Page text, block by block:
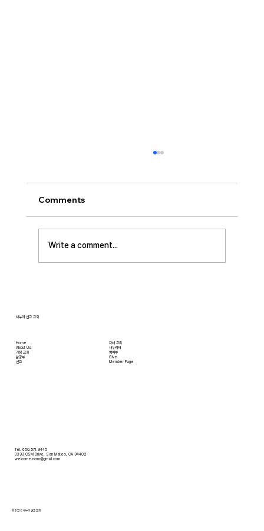
• 서대석 목자 단기 선교 8월 1일부터 13일까지
이스라엘 단기 선교를 다녀옵니다. 관심과 기도
평신도 세미나가 어스틴 늘푸른교회에서 9월 25
일부터 27일까지 있습니다. 등록마감은 8월 7일
Comments
Write a comment...
Home
About Us
​가정 교회
​삶공부
​선교
자녀 교육
새누리터
영어부
Give
Member Page
Tel. 650.571.9445
3399 CSM Drive, San Mateo, CA 94402
welcome.ncmc@gmail.com
© 2026 새누리 선교 교회
새누리 선교 교회